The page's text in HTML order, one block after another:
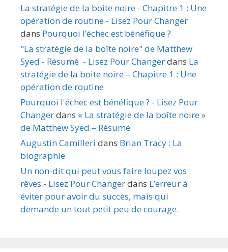
La stratégie de la boite noire - Chapitre 1 : Une
opération de routine - Lisez Pour Changer
dans Pourquoi l’échec est bénéfique ?
"La stratégie de la boîte noire" de Matthew
Syed - Résumé - Lisez Pour Changerdans La
stratégie de la boite noire – Chapitre 1 : Une
opération de routine
Pourquoi l'échec est bénéfique ? - Lisez Pour
Changerdans « La stratégie de la boîte noire »
de Matthew Syed – Résumé
Augustin Camilleri dans Brian Tracy : La
biographie
Un non-dit qui peut vous faire loupez vos
rêves - Lisez Pour Changerdans L’erreur à
éviter pour avoir du succès, mais qui
demande un tout petit peu de courage.